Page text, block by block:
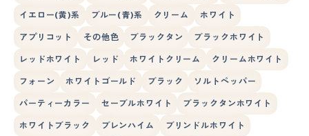
イエロー(黄)系 ブルー(青)系 クリーム ホワイト
アプリコット その他色 ブラックタン ブラックホワイト
レッドホワイト レッド ホワイトクリーム クリームホワイト
フォーン ホワイトゴールド ブラック ソルトペッパー
パーティーカラー セーブルホワイト ブラックタンホワイト
ホワイトブラック ブレンハイム ブリンドルホワイト